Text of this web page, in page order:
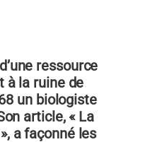
ressource
à la ruine de
un biologiste
article, « La
a façonné les